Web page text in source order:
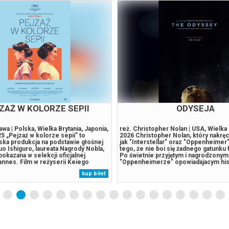
E.T. | PRELEKCJA
| USA | 1982 Pozostawiony
Ziemi kosmita zaprzyjaźnia się z
Niezwykły przybysz próbuje
Seans odbywa się w ramach Dni
zostanie poprzedzony prelekcją
Bezpieczne zakupy w
odwołania wydarzenia,
automatyczny zwrot środków
wysyłanym...
kup bilet
WSPÓLNOTA
„Wspólnota mieszkaniowa” powstała
błyskotliwej i przewrotnej komedii
To pełen ciętych dialogów i
czeskiego humoru spektakl, będący
sąsiedzkich charakterów. W
Leny Frankiewicz brawurowa gra
wybuchową mieszankę, a
swoje prawdziwe oblicza. To
podszyty gogolowską nutą: „Z...